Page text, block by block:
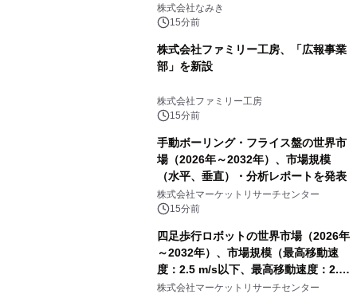
株式会社なみき
15分前
株式会社ファミリー工房、「広報事業
部」を新設
株式会社ファミリー工房
15分前
手動ボーリング・フライス盤の世界市
場（2026年～2032年）、市場規模
（水平、垂直）・分析レポートを発表
株式会社マーケットリサーチセンター
15分前
四足歩行ロボットの世界市場（2026年
～2032年）、市場規模（最高移動速
度：2.5 m/s以下、最高移動速度：2.5
m/s超）・分析レポートを発表
株式会社マーケットリサーチセンター